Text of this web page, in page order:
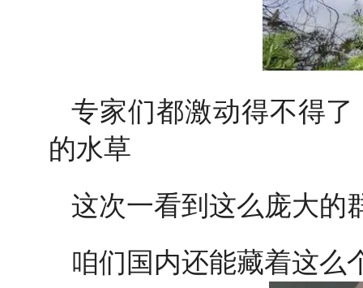
专家们都激动得不得
的水草
这次一看到这么庞大的
咱们国内还能藏着这么